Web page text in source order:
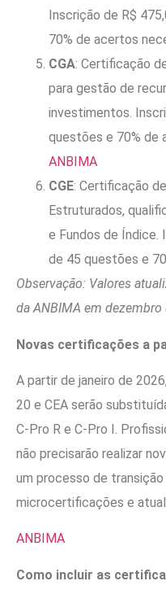
Inscrição de R$
70% de acertos
CGA: Certificação
para gestão de
investimentos.
questões e 70% de
ANBIMA
CGE: Certificação
Estruturados,
e Fundos de Índice.
de 45 questões e
Observação: Valores
da ANBIMA em dezembro
Novas certificações a
A partir de janeiro de
20 e CEA serão
C-Pro R e C-Pro I.
não precisarão realizar
um processo de
microcertificações e
ANBIMA
Como incluir as